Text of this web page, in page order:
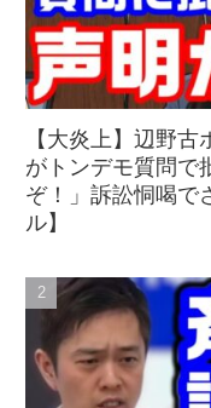
【大炎上】辺野
がトンデモ質問で
ぞ！」訴訟恫喝で
ル】